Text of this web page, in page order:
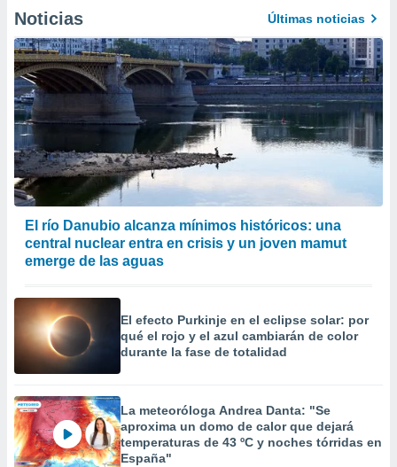
Noticias Últimas noticias
El río Danubio alcanza mínimos históricos: una
central nuclear entra en crisis y un joven mamut
emerge de las aguas
El efecto Purkinje en el eclipse solar: por
qué el rojo y el azul cambiarán de color
durante la fase de totalidad
La meteoróloga Andrea Danta: "Se
aproxima un domo de calor que dejará
temperaturas de 43 ºC y noches tórridas en
España"